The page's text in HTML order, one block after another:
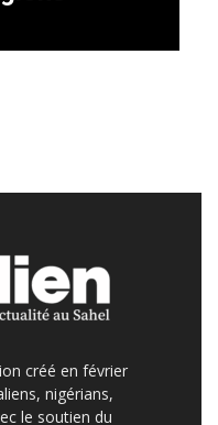
créé en février
nigérians,
le soutien du